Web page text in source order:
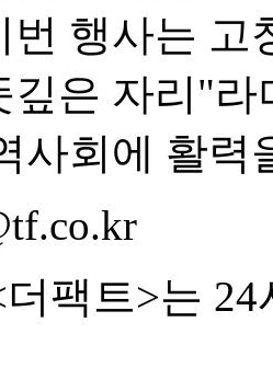
번 행사는 고
깊은 자리"
사회에 활
팩트>는